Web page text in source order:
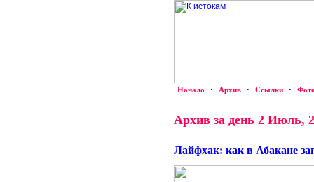
Начало · Архив · Ссылки ·
Архив за день 2 Июль,
Лайфхак: как в Абакане